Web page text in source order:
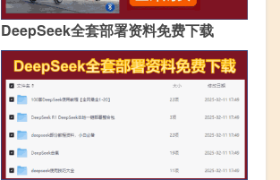
DeepSeek全套部署资料免费下载